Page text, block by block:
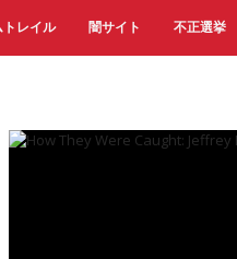
トレイル 闇サイト 不正選挙